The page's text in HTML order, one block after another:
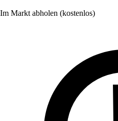
Im Markt abholen (kostenlos)